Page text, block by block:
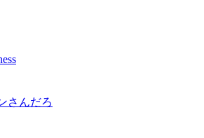
さんだろ